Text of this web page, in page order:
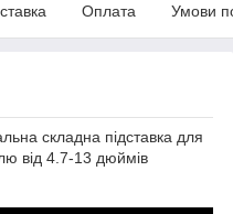
Оплата Умови
складна підставка для
від 4.7-13 дюймів